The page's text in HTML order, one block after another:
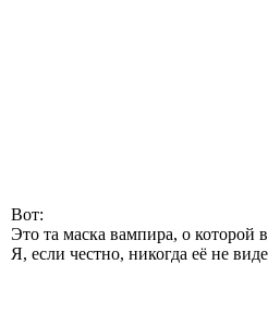
Вот:
Это та маска вампира, о которой
Я, если честно, никогда её не